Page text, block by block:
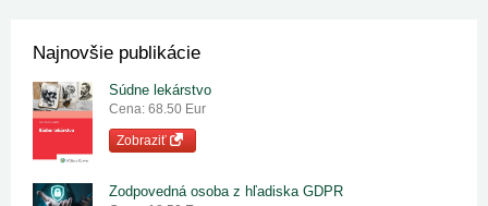
Najnovšie publikácie
Súdne lekárstvo
Cena: 68.50 Eur
Zobraziť
Zodpovedná osoba z hľadiska GDPR